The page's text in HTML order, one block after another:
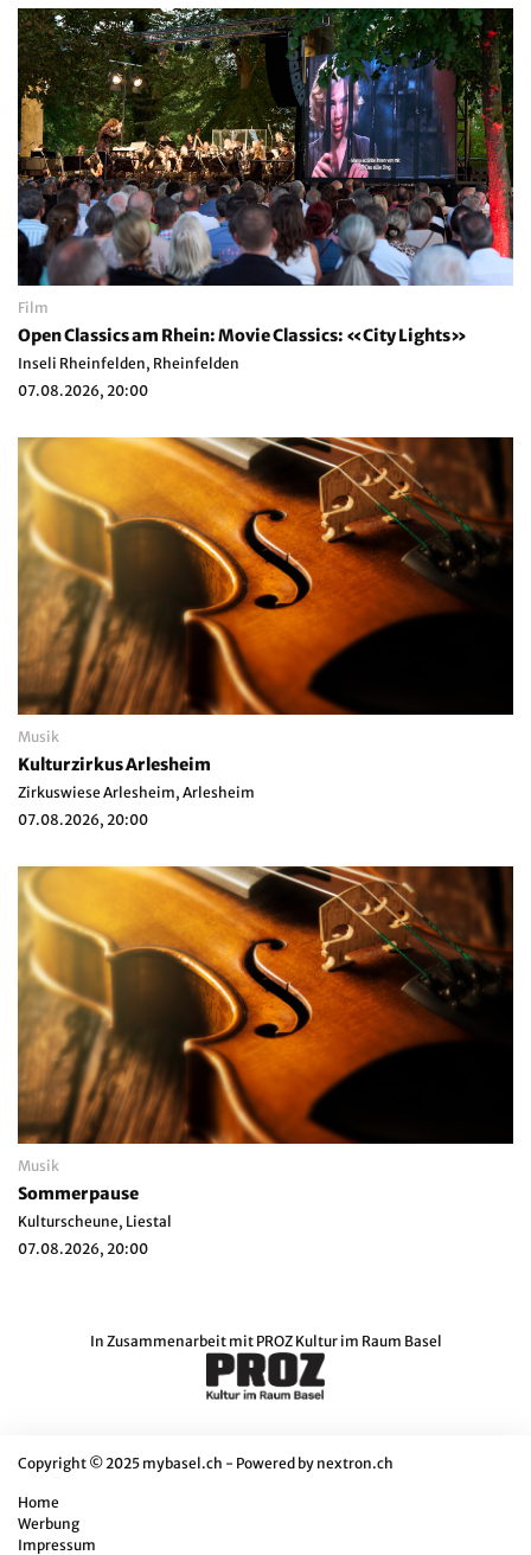
Film
Open Classics am Rhein: Movie Classics: «City Lights»
Inseli Rheinfelden, Rheinfelden
07.08.2026, 20:00
Musik
Kulturzirkus Arlesheim
Zirkuswiese Arlesheim, Arlesheim
07.08.2026, 20:00
Musik
Sommerpause
Kulturscheune, Liestal
07.08.2026, 20:00
In Zusammenarbeit mit PROZ Kultur im Raum Basel
Copyright © 2025 mybasel.ch - Powered by nextron.ch
Home
Werbung
Impressum